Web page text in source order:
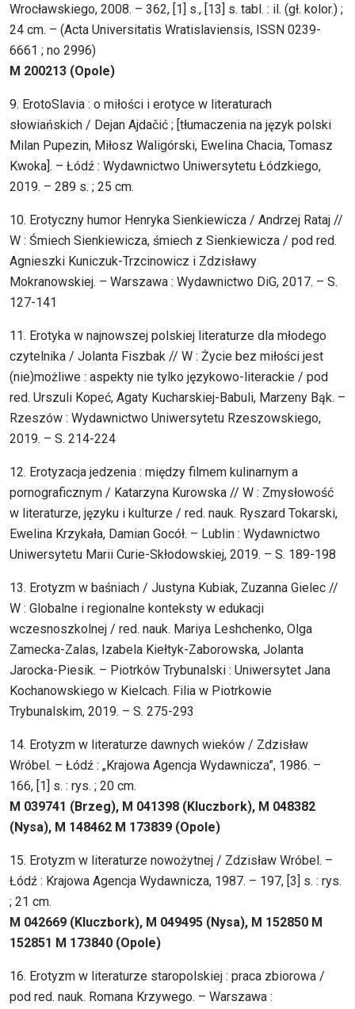
Wrocławskiego, 2008. – 362, [1] s., [13] s. tabl. : il. (gł. kolor.) ;
24 cm. – (Acta Universitatis Wratislaviensis, ISSN 0239-
6661 ; no 2996)
M 200213 (Opole)
9. ErotoSlavia : o miłości i erotyce w literaturach
słowiańskich / Dejan Ajdačić ; [tłumaczenia na język polski
Milan Pupezin, Miłosz Waligórski, Ewelina Chacia, Tomasz
Kwoka]. – Łódź : Wydawnictwo Uniwersytetu Łódzkiego,
2019. – 289 s. ; 25 cm.
10. Erotyczny humor Henryka Sienkiewicza / Andrzej Rataj //
W : Śmiech Sienkiewicza, śmiech z Sienkiewicza / pod red.
Agnieszki Kuniczuk-Trzcinowicz i Zdzisławy
Mokranowskiej. – Warszawa : Wydawnictwo DiG, 2017. – S.
127-141
11. Erotyka w najnowszej polskiej literaturze dla młodego
czytelnika / Jolanta Fiszbak // W : Życie bez miłości jest
(nie)możliwe : aspekty nie tylko językowo-literackie / pod
red. Urszuli Kopeć, Agaty Kucharskiej-Babuli, Marzeny Bąk. –
Rzeszów : Wydawnictwo Uniwersytetu Rzeszowskiego,
2019. – S. 214-224
12. Erotyzacja jedzenia : między filmem kulinarnym a
pornograficznym / Katarzyna Kurowska // W : Zmysłowość
w literaturze, języku i kulturze / red. nauk. Ryszard Tokarski,
Ewelina Krzykała, Damian Gocół. – Lublin : Wydawnictwo
Uniwersytetu Marii Curie-Skłodowskiej, 2019. – S. 189-198
13. Erotyzm w baśniach / Justyna Kubiak, Zuzanna Gielec //
W : Globalne i regionalne konteksty w edukacji
wczesnoszkolnej / red. nauk. Mariya Leshchenko, Olga
Zamecka-Zalas, Izabela Kiełtyk-Zaborowska, Jolanta
Jarocka-Piesik. – Piotrków Trybunalski : Uniwersytet Jana
Kochanowskiego w Kielcach. Filia w Piotrkowie
Trybunalskim, 2019. – S. 275-293
14. Erotyzm w literaturze dawnych wieków / Zdzisław
Wróbel. – Łódź : „Krajowa Agencja Wydawnicza”, 1986. –
166, [1] s. : rys. ; 20 cm.
M 039741 (Brzeg), M 041398 (Kluczbork), M 048382
(Nysa), M 148462 M 173839 (Opole)
15. Erotyzm w literaturze nowożytnej / Zdzisław Wróbel. –
Łódź : Krajowa Agencja Wydawnicza, 1987. – 197, [3] s. : rys.
; 21 cm.
M 042669 (Kluczbork), M 049495 (Nysa), M 152850 M
152851 M 173840 (Opole)
16. Erotyzm w literaturze staropolskiej : praca zbiorowa /
pod red. nauk. Romana Krzywego. – Warszawa :